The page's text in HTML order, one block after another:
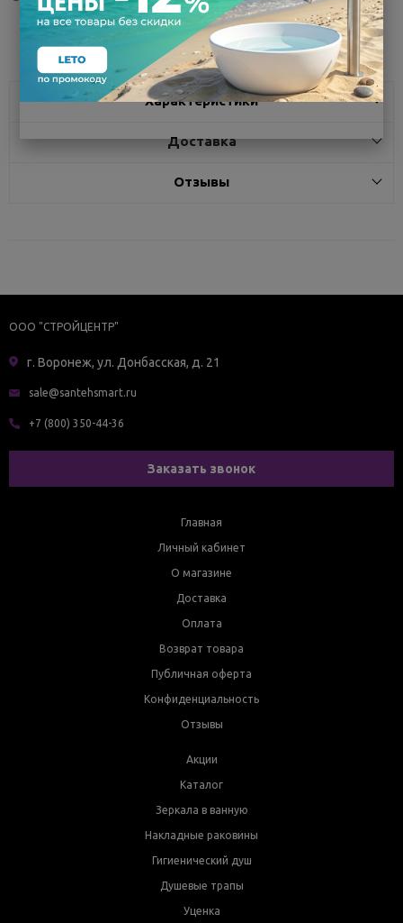
Поделиться
Характеристики
Доставка
Отзывы
ООО "СТРОЙЦЕНТР"
г. Воронеж, ул. Донбасская, д. 21
sale@santehsmart.ru
+7 (800) 350-44-36
Заказать звонок
Главная
Личный кабинет
О магазине
Доставка
Оплата
Возврат товара
Публичная оферта
Конфиденциальность
Отзывы
Акции
Каталог
Зеркала в ванную
Накладные раковины
Гигиенический душ
Душевые трапы
Уценка